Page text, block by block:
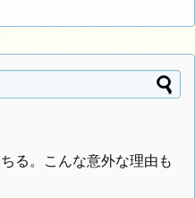
る。こんな意外な理由も